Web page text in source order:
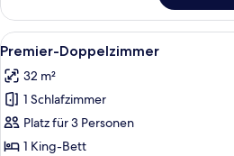
Zweibettzimmer
Alle
Fotos
für
Premier-
Doppelzimmer
anzeigen
Ein
7
Premier-Doppelzimmer
32 m²
1 Schlafzimmer
Platz für 3 Personen
1 King-Bett